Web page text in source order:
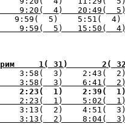
9:20(  4)   20:49(
9:59(  5)    5:51(  4)
9:59(  5)   15:50(
Место Прим     1(
3:58(  3)    2:43(
3:58(  3)    6:41(
   2:23(  1)
2:39(
2:23(  1)    5:02(
3:13(  2)    8:04(